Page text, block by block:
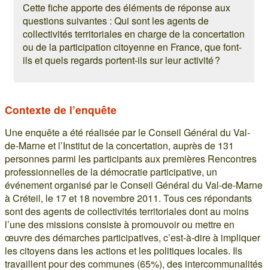
Cette fiche apporte des éléments de réponse aux
questions suivantes : Qui sont les agents de
collectivités territoriales en charge de la concertation
ou de la participation citoyenne en France, que font-
ils et quels regards portent-ils sur leur activité ?
Contexte de l’enquête
Une enquête a été réalisée par le Conseil Général du Val-
de-Marne et l’Institut de la concertation, auprès de 131
personnes parmi les participants aux premières Rencontres
professionnelles de la démocratie participative, un
événement organisé par le Conseil Général du Val-de-Marne
à Créteil, le 17 et 18 novembre 2011. Tous ces répondants
sont des agents de collectivités territoriales dont au moins
l’une des missions consiste à promouvoir ou mettre en
œuvre des démarches participatives, c’est-à-dire à impliquer
les citoyens dans les actions et les politiques locales. Ils
travaillent pour des communes (65%), des intercommunalités